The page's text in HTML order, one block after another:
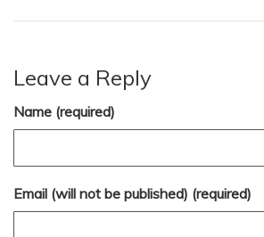
Leave a Reply
Name (required)
Email (will not be published) (required)